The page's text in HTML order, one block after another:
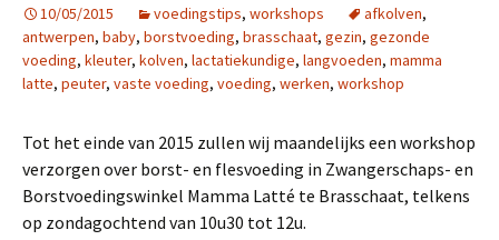
10/05/2015 voedingstips, workshops afkolven,
antwerpen, baby, borstvoeding, brasschaat, gezin, gezonde
voeding, kleuter, kolven, lactatiekundige, langvoeden, mamma
latte, peuter, vaste voeding, voeding, werken, workshop
Tot het einde van 2015 zullen wij maandelijks een workshop
verzorgen over borst- en flesvoeding in Zwangerschaps- en
Borstvoedingswinkel Mamma Latté te Brasschaat, telkens
op zondagochtend van 10u30 tot 12u.